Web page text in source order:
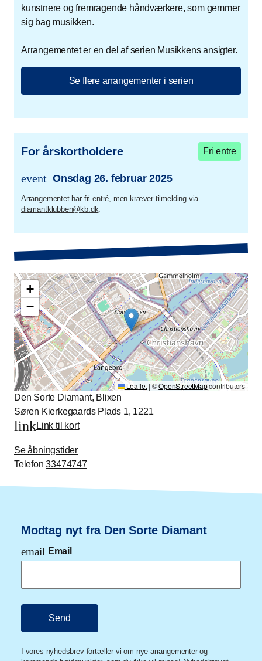
kunstnere og fremragende håndværkere, som gemmer
sig bag musikken.
Arrangementet er en del af serien Musikkens ansigter.
Se flere arrangementer i serien
For årskortholdere Fri entre
event
trans.event.date
Onsdag 26. februar 2025
Arrangementet har fri entré, men kræver tilmelding via
diamantklubben@kb.dk.
+
−
Leaflet | ©OpenStreetMapcontributors
Den Sorte Diamant, Blixen
Søren Kierkegaards Plads 1, 1221
linkLink til kort
Se åbningstider
Telefon33474747
Modtag nyt fra Den Sorte Diamant
email Email
I vores nyhedsbrev fortæller vi om nye arrangementer og